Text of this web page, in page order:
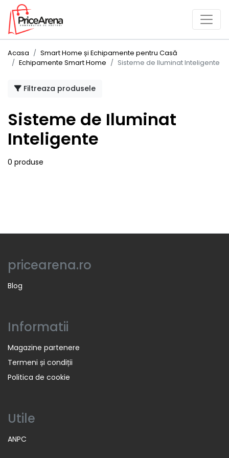
Acasa
Smart Home și Echipamente pentru Casă
Echipamente Smart Home
Sisteme de Iluminat Inteligente
Filtreaza produsele
Sisteme de Iluminat
Inteligente
0 produse
pricearena.ro
Blog
Informatii
Magazine partenere
Termeni și condiții
Politica de cookie
Utile
ANPC